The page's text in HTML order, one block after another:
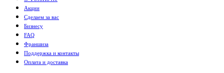
Акции
Сделаем за вас
Бизнесу
FAQ
Франшиза
Поддержка и контакты
Оплата и доставка